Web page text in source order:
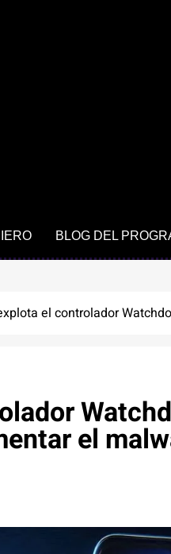
BLOG DEL
el controlador
el